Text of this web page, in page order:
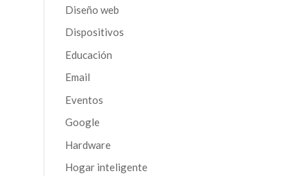
Diseño web
Dispositivos
Educación
Email
Eventos
Google
Hardware
Hogar inteligente